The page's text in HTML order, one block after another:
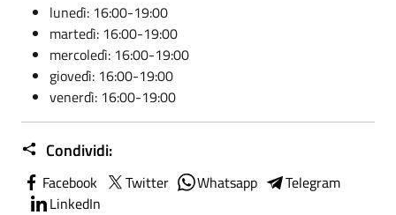
lunedì: 16:00-19:00
martedì: 16:00-19:00
mercoledì: 16:00-19:00
giovedì: 16:00-19:00
venerdì: 16:00-19:00
Condividi:
Facebook Twitter Whatsapp
Telegram
LinkedIn